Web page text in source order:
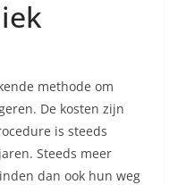
methode om
De kosten zijn
is steeds
Steeds meer
dan ook hun weg